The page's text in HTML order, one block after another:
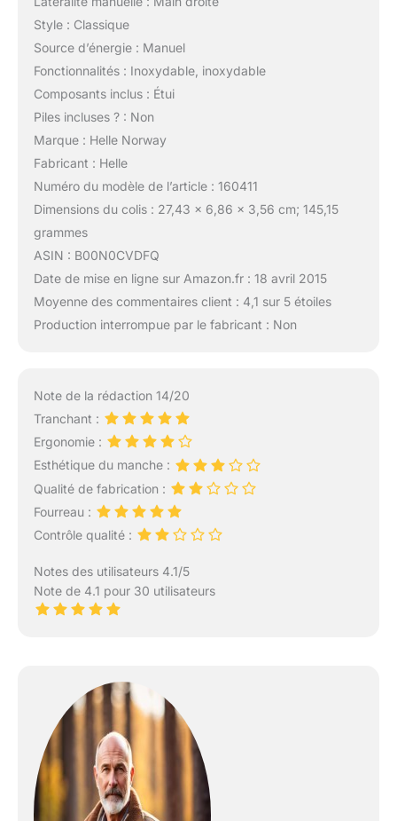
Style : Classique
Source d’énergie : Manuel
Fonctionnalités : Inoxydable, inoxydable
Composants inclus : Étui
Piles incluses ? : Non
Marque : Helle Norway
Fabricant : Helle
Numéro du modèle de l’article : 160411
Dimensions du colis : 27,43 x 6,86 x 3,56 cm; 145,15
grammes
ASIN : B00N0CVDFQ
Date de mise en ligne sur Amazon.fr : 18 avril 2015
Moyenne des commentaires client : 4,1 sur 5 étoiles
Production interrompue par le fabricant : Non
Note de la rédaction 14/20
Tranchant :
Ergonomie :
Esthétique du manche :
Qualité de fabrication :
Fourreau :
Contrôle qualité :
Notes des utilisateurs 4.1/5
Note de 4.1 pour 30 utilisateurs